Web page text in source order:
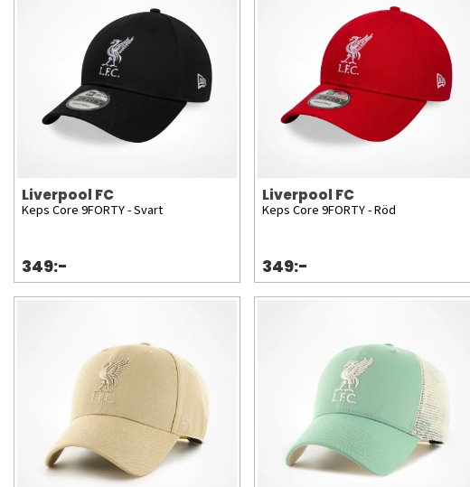
Liverpool FC
Keps Core 9FORTY - Svart
349:-
Liverpool FC
Keps Core 9FORTY - Röd
349:-